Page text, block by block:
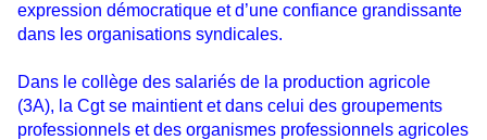
expression démocratique et d’une confiance grandissante
dans les organisations syndicales.
Dans le collège des salariés de la production agricole
(3A), la Cgt se maintient et dans celui des groupements
professionnels et des organismes professionnels agricoles